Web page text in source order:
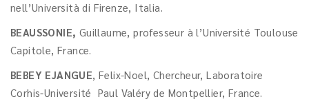
nell’Università di Firenze, Italia.
BEAUSSONIE, Guillaume, professeur à l’Université Toulouse
Capitole, France.
BEBEY EJANGUE, Felix-Noel, Chercheur, Laboratoire
Corhis-Université Paul Valéry de Montpellier, France.